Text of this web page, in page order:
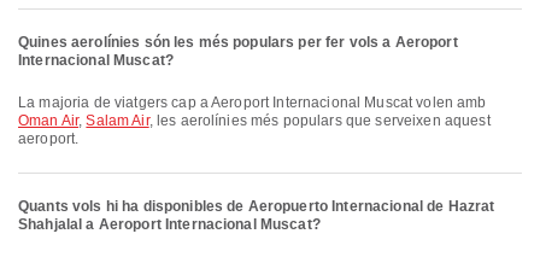
Quines aerolínies són les més populars per fer vols a Aeroport
Internacional Muscat?
La majoria de viatgers cap a Aeroport Internacional Muscat volen amb
Oman Air,Salam Air, les aerolínies més populars que serveixen aquest
aeroport.
Quants vols hi ha disponibles de Aeropuerto Internacional de Hazrat
Shahjalal a Aeroport Internacional Muscat?